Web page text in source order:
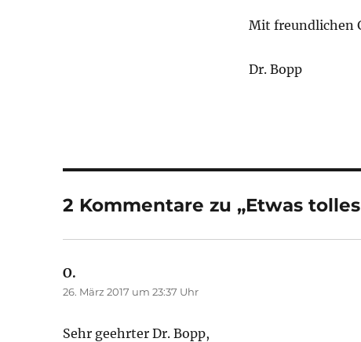
Mit freundlichen
Dr. Bopp
2 Kommentare zu „Etwas
O.
26. März 2017 um 23:37 Uhr
Sehr geehrter Dr. Bopp,